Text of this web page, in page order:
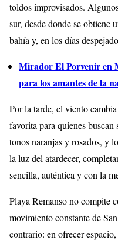
toldos improvisados.
sur, desde donde se obtiene
bahía y, en los días
Mirador El Porvenir en
para los amantes de la
Por la tarde, el viento
favorita para quienes
tonos naranjas y rosados, y
la luz del atardecer,
sencilla, auténtica y con la
Playa Remanso no compite
movimiento constante de
contrario: en ofrecer